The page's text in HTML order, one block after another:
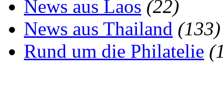
News aus Laos (22)
News aus Thailand (133)
Rund um die Philatelie